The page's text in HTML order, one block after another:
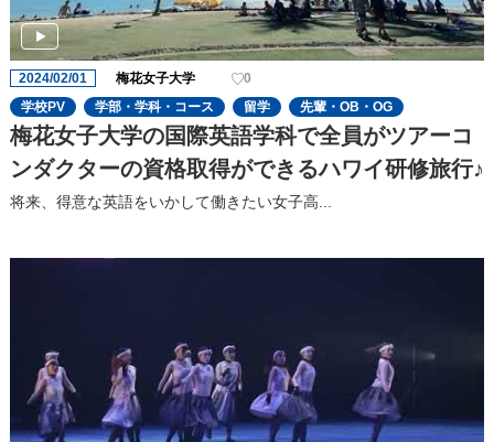
2024/02/01 梅花女子大学
0
学校PV
学部・学科・コース 留学 先輩・OB・OG
梅花女子大学の国際英語学科で全員がツアーコ
ンダクターの資格取得ができるハワイ研修旅行♪
将来、得意な英語をいかして働きたい女子高...